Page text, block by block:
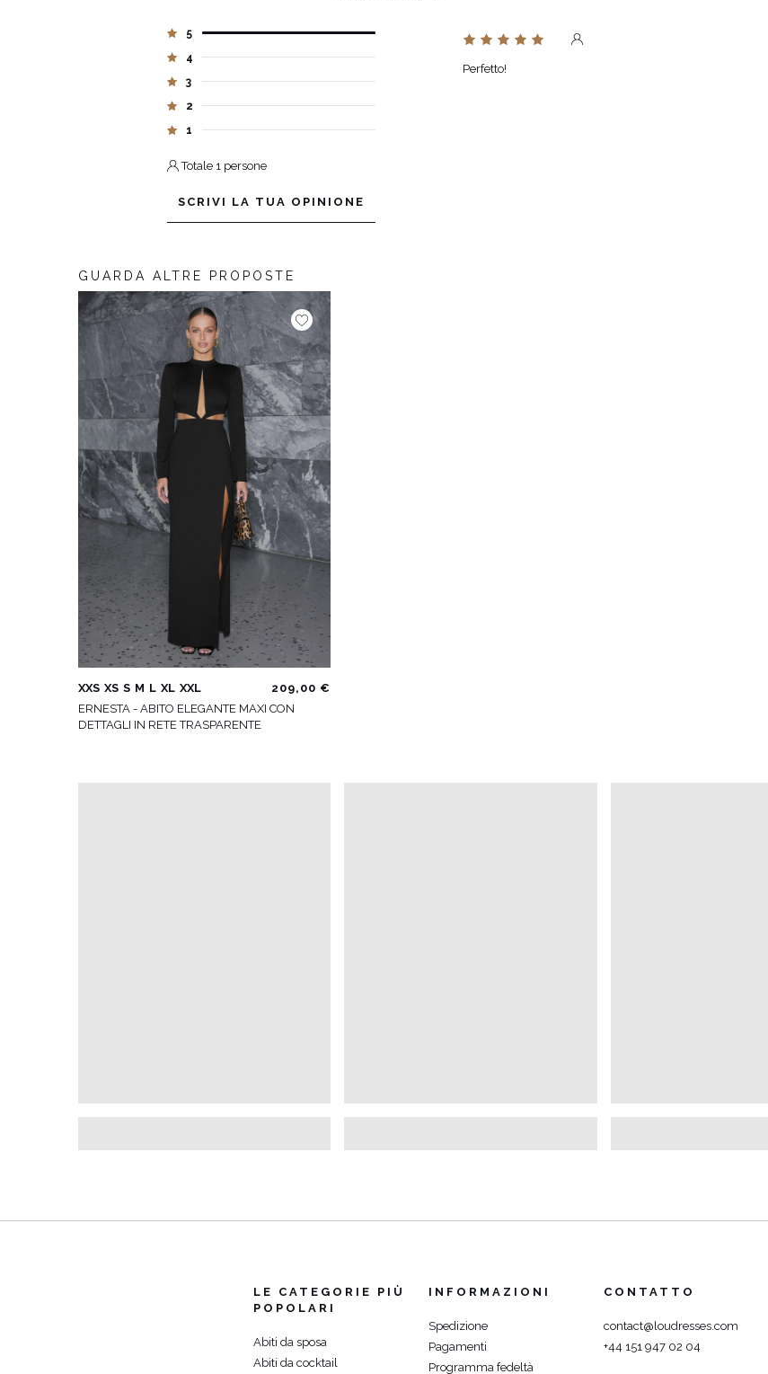
5
4
3
2
1
Totale 1 persone
SCRIVI LA TUA OPINIONE
Perfetto!
GUARDA ALTRE PROPOSTE
XXS XS S M L XL XXL
209,00 €
ERNESTA - ABITO ELEGANTE MAXI CON
DETTAGLI IN RETE TRASPARENTE
LE CATEGORIE PIÙ
POPOLARI
Abiti da sposa
Abiti da cocktail
INFORMAZIONI
Spedizione
Pagamenti
Programma fedeltà
CONTATTO
contact@loudresses.com
+44 151 947 02 04